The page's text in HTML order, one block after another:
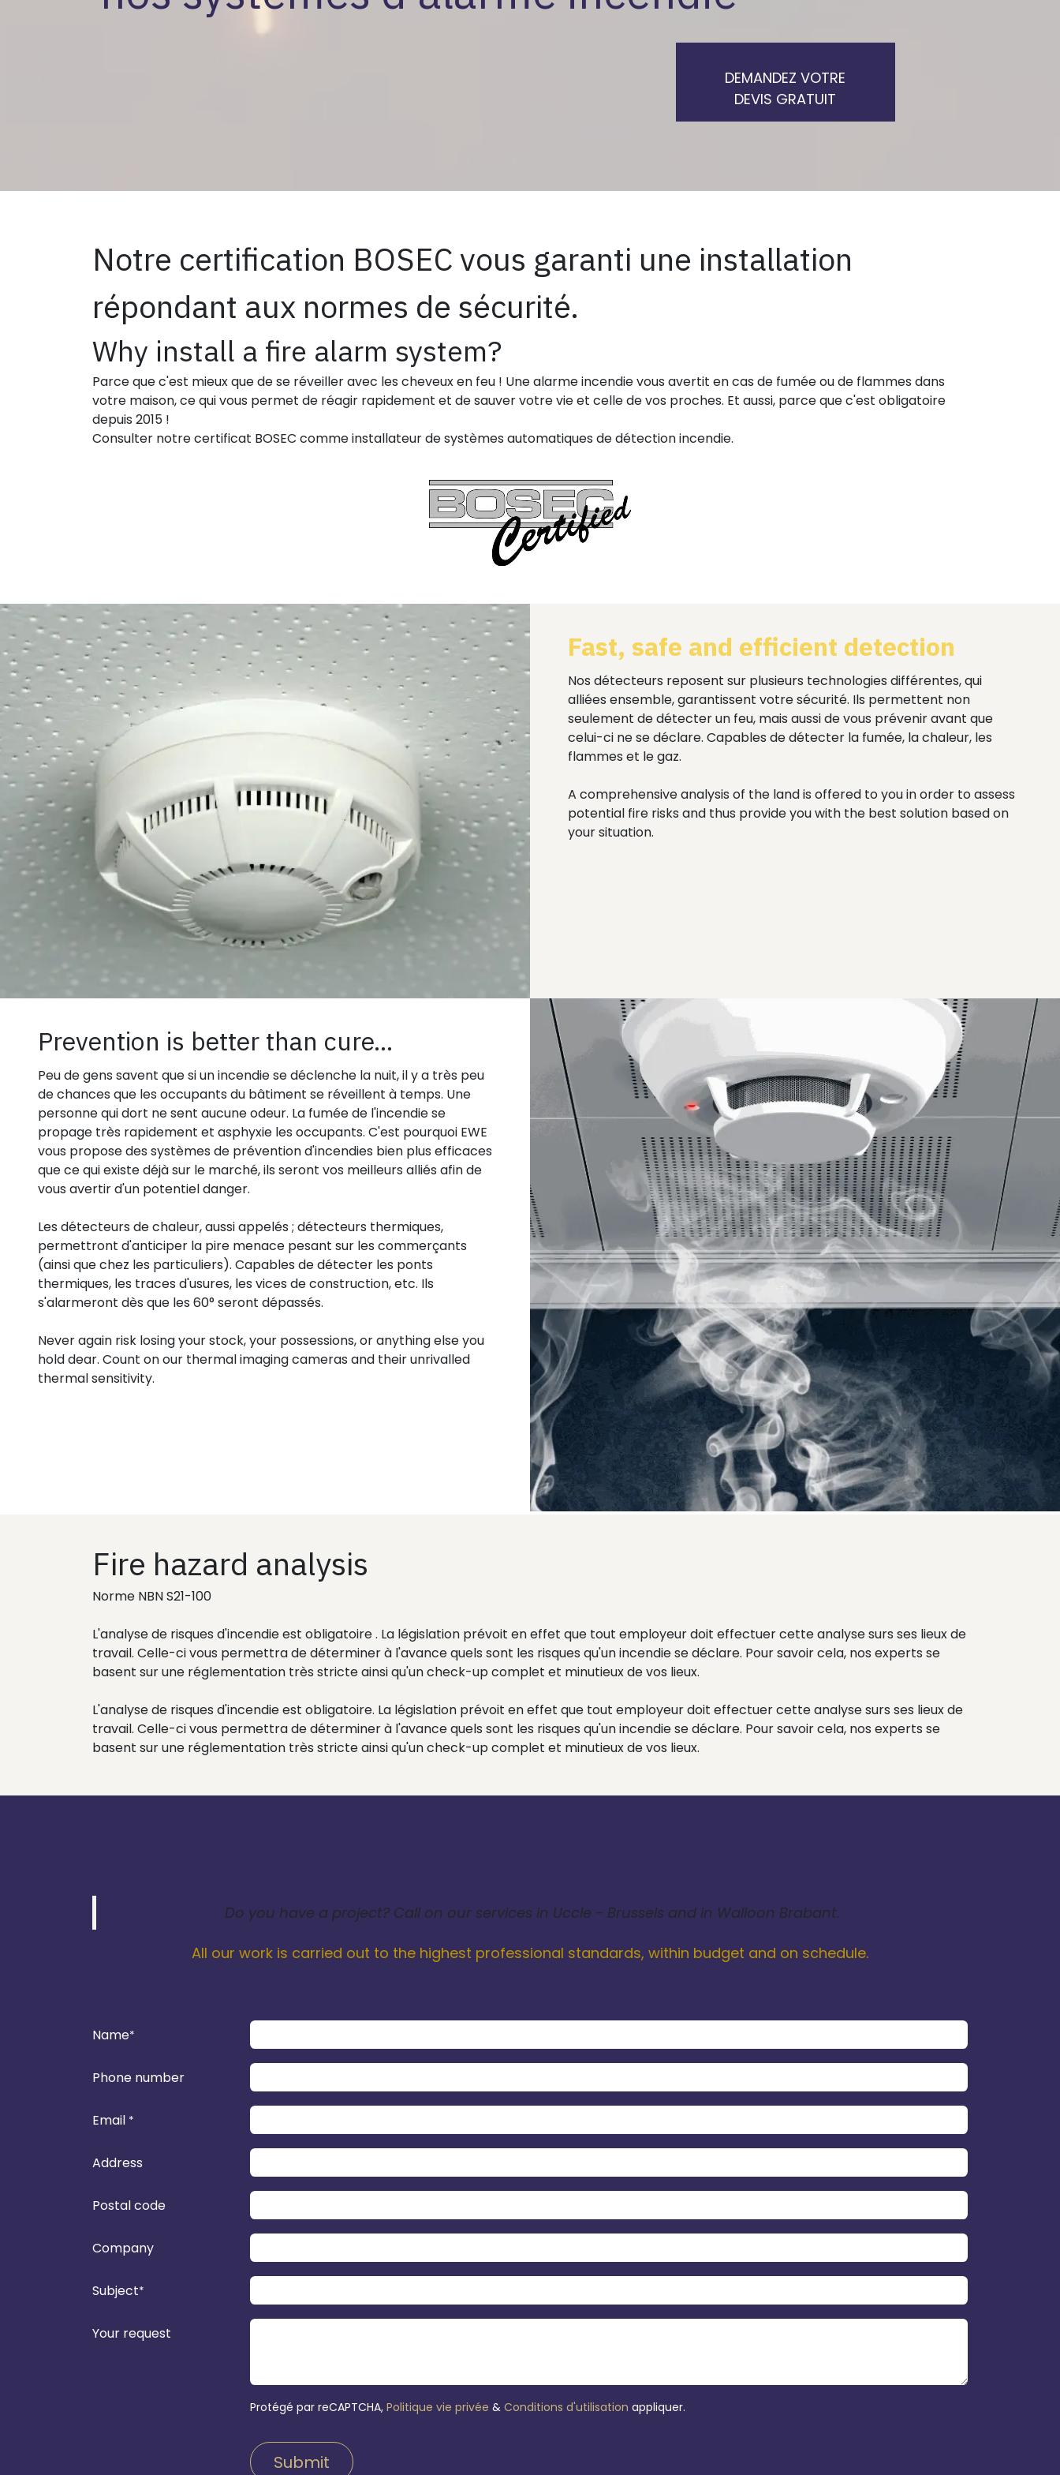
DEMANDEZ VOTRE
DEVIS GRATUIT
Notre certification BOSEC vous garanti une installation
répondant aux normes de sécurité.
Why install a fire alarm system?
Parce que c'est mieux que de se réveiller avec les cheveux en feu ! Une alarme incendie vous avertit en cas de fumée ou de flammes dans
votre maison, ce qui vous permet de réagir rapidement et de sauver votre vie et celle de vos proches. Et aussi, parce que c'est obligatoire
depuis 2015 !
Consulter notre certificat BOSEC comme installateur de systèmes automatiques de détection incendie.
Fast, safe and efficient detection
Nos détecteurs reposent sur plusieurs technologies différentes, qui
alliées ensemble, garantissent votre sécurité. Ils permettent non
seulement de détecter un feu, mais aussi de vous prévenir avant que
celui-ci ne se déclare. Capables de détecter la fumée, la chaleur, les
flammes et le gaz.
A comprehensive analysis of the land is offered to you in order to assess
potential fire risks and thus provide you with the best solution based on
your situation.
Prevention is better than cure...
Peu de gens savent que si un incendie se déclenche la nuit, il y a très peu
de chances que les occupants du bâtiment se réveillent à temps. Une
personne qui dort ne sent aucune odeur. La fumée de l'incendie se
propage très rapidement et asphyxie les occupants. C'est pourquoi EWE
vous propose des systèmes de prévention d'incendies bien plus efficaces
que ce qui existe déjà sur le marché, ils seront vos meilleurs alliés afin de
vous avertir d'un potentiel danger.
Les détecteurs de chaleur, aussi appelés ; détecteurs thermiques,
permettront d'anticiper la pire menace pesant sur les commerçants
(ainsi que chez les particuliers). Capables de détecter les ponts
thermiques, les traces d'usures, les vices de construction, etc. Ils
s'alarmeront dès que les 60° seront dépassés.
Never again risk losing your stock, your possessions, or anything else you
hold dear. Count on our thermal imaging cameras and their unrivalled
thermal sensitivity.
Fire hazard analysis
Norme NBN S21-100
L'analyse de risques d'incendie est obligatoire . La législation prévoit en effet que tout employeur doit effectuer cette analyse surs ses lieux de
travail. Celle-ci vous permettra de déterminer à l'avance quels sont les risques qu'un incendie se déclare. Pour savoir cela, nos experts se
basent sur une réglementation très stricte ainsi qu'un check-up complet et minutieux de vos lieux.
L'analyse de risques d'incendie est obligatoire. La législation prévoit en effet que tout employeur doit effectuer cette analyse surs ses lieux de
travail. Celle-ci vous permettra de déterminer à l'avance quels sont les risques qu'un incendie se déclare. Pour savoir cela, nos experts se
basent sur une réglementation très stricte ainsi qu'un check-up complet et minutieux de vos lieux.
Do you have a project? Call on our services in Uccle - Brussels and in Walloon Brabant.
All our work is carried out to the highest professional standards, within budget and on schedule.
Name*
Phone number
Email *
Address
Postal code
Company
Subject*
Your request
Protégé par reCAPTCHA, Politique vie privée & Conditions d'utilisation appliquer.
Submit